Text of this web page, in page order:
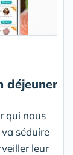
déjeuner
qui nous
séduire
leur